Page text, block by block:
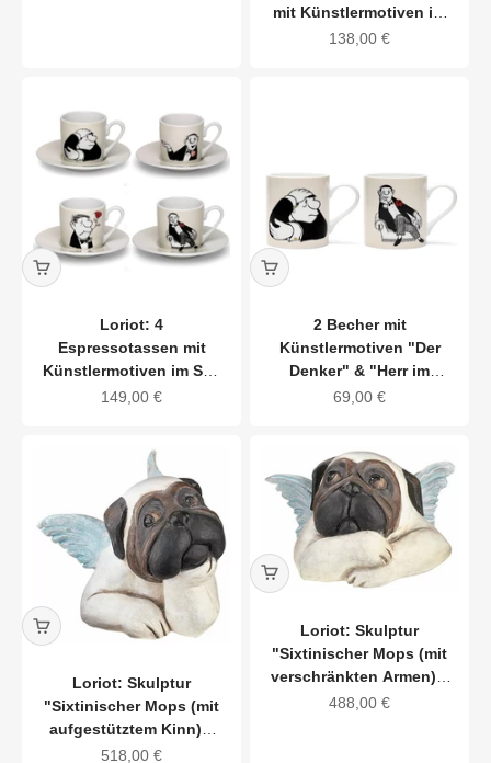
mit Künstlermotiven im
Set, Glas
Angebot
138,00 €
Loriot: 4
Espressotassen mit
Künstlermotiven im Set,
Porzellan
Angebot
149,00 €
2 Becher mit
Künstlermotiven "Der
Denker" & "Herr im
Sessel" im Set,
Angebot
69,00 €
Loriot: Skulptur
"Sixtinischer Mops (mit
aufgestütztem Kinn)",
Version in Kunstguss
Angebot
518,00 €
Loriot: Skulptur
"Sixtinischer Mops (mit
verschränkten Armen)",
Version in Kunstguss
Angebot
488,00 €